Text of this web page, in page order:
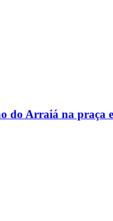
do Arraiá na praça